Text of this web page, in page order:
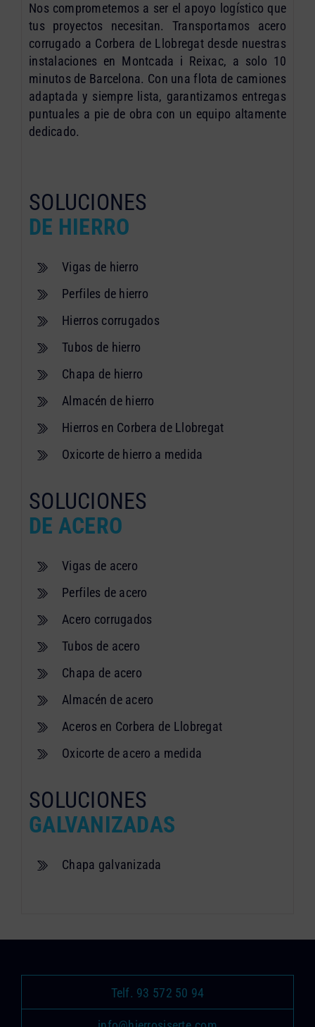
Nos comprometemos a ser el apoyo logístico que
tus proyectos necesitan. Transportamos acero
corrugado a Corbera de Llobregat desde nuestras
instalaciones en Montcada i Reixac, a solo 10
minutos de Barcelona. Con una flota de camiones
adaptada y siempre lista, garantizamos entregas
puntuales a pie de obra con un equipo altamente
dedicado.
SOLUCIONES
DE HIERRO
Vigas de hierro
Perfiles de hierro
Hierros corrugados
Tubos de hierro
Chapa de hierro
Almacén de hierro
Hierros en Corbera de Llobregat
Oxicorte de hierro a medida
SOLUCIONES
DE ACERO
Vigas de acero
Perfiles de acero
Acero corrugados
Tubos de acero
Chapa de acero
Almacén de acero
Aceros en Corbera de Llobregat
Oxicorte de acero a medida
SOLUCIONES
GALVANIZADAS
Chapa galvanizada
Telf. 93 572 50 94